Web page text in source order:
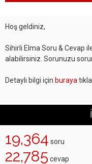
Hoş geldiniz,
Sihirli Elma Soru & Cevap
alabilirsiniz. Sorunuzu
Detaylı bilgi için buraya
19,364 soru
22,785 cevap